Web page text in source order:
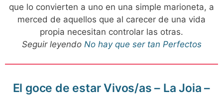
que lo convierten a uno en una simple marioneta, a
merced de aquellos que al carecer de una vida
propia necesitan controlar las otras.
Seguir leyendo No hay que ser tan Perfectos
El goce de estar Vivos/as – La Joia –